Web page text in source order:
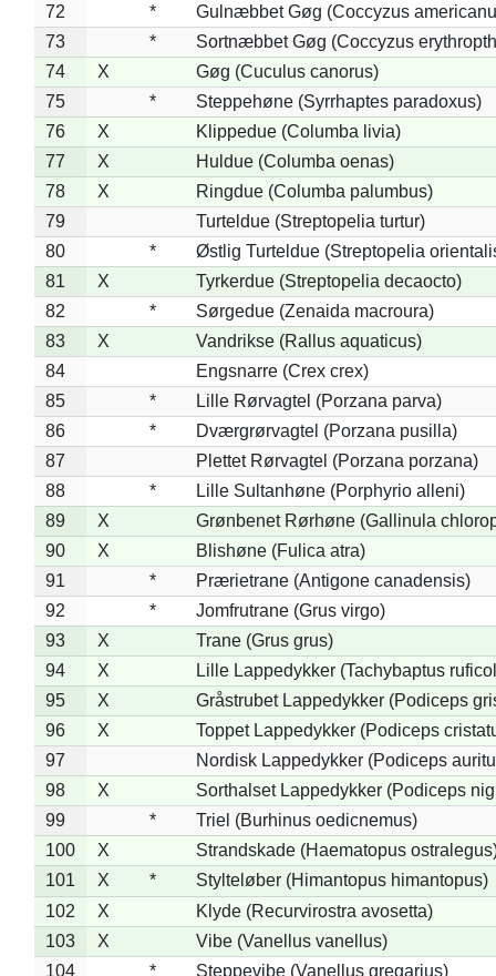
72
*
Gulnæbbet Gøg (Coccyzus
73
*
Sortnæbbet Gøg (Coccyzus
74
X
Gøg (Cuculus canorus)
75
*
Steppehøne (Syrrhaptes paradoxus)
76
X
Klippedue (Columba livia)
77
X
Huldue (Columba oenas)
78
X
Ringdue (Columba palumbus)
79
Turteldue (Streptopelia turtur)
80
*
Østlig Turteldue (Streptopelia
81
X
Tyrkerdue (Streptopelia decaocto)
82
*
Sørgedue (Zenaida macroura)
83
X
Vandrikse (Rallus aquaticus)
84
Engsnarre (Crex crex)
85
*
Lille Rørvagtel (Porzana parva)
86
*
Dværgrørvagtel (Porzana pusilla)
87
Plettet Rørvagtel (Porzana porzana)
88
*
Lille Sultanhøne (Porphyrio alleni)
89
X
Grønbenet Rørhøne (Gallinula
90
X
Blishøne (Fulica atra)
91
*
Prærietrane (Antigone canadensis)
92
*
Jomfrutrane (Grus virgo)
93
X
Trane (Grus grus)
94
X
Lille Lappedykker (Tachybaptus
95
X
Gråstrubet Lappedykker (Podiceps
96
X
Toppet Lappedykker (Podiceps
97
Nordisk Lappedykker (Podiceps
98
X
Sorthalset Lappedykker (Podiceps
99
*
Triel (Burhinus oedicnemus)
100
X
Strandskade (Haematopus
101
X *
Stylteløber (Himantopus himantopus)
102
X
Klyde (Recurvirostra avosetta)
103
X
Vibe (Vanellus vanellus)
104
* Steppevibe (Vanellus gregarius)